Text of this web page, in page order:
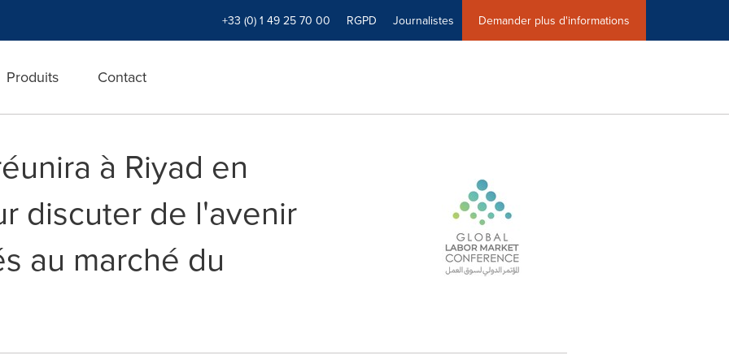
+33 (0) 1 49 25 70 00 RGPD Journalistes Demander plus d'informations
Produits Contact
à Riyad en
discuter de l'avenir
au marché du